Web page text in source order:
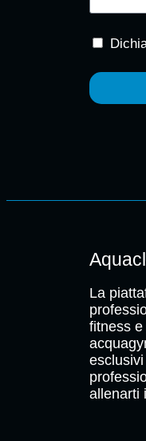
La
fitness
allenarti